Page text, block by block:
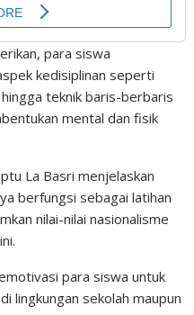
para siswa
kedisiplinan seperti
teknik baris-berbaris
mental dan fisik
La Basri menjelaskan
berfungsi sebagai latihan
nilai-nilai nasionalisme
para siswa untuk
lingkungan sekolah maupun